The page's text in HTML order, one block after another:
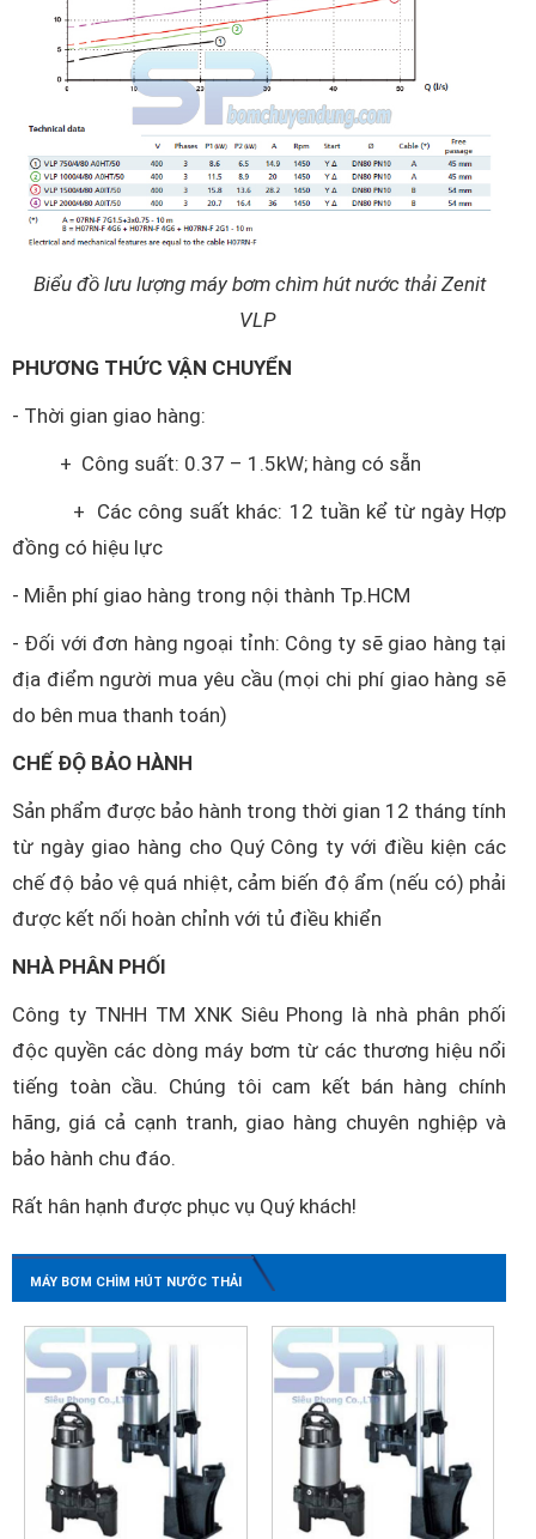
Biểu đồ lưu lượng máy bơm chìm hút nước thải Zenit
VLP
PHƯƠNG THỨC VẬN CHUYỂN
- Thời gian giao hàng:
+ Công suất: 0.37 – 1.5kW; hàng có sẵn
+ Các công suất khác: 12 tuần kể từ ngày Hợp
đồng có hiệu lực
- Miễn phí giao hàng trong nội thành Tp.HCM
- Đối với đơn hàng ngoại tỉnh: Công ty sẽ giao hàng tại
địa điểm người mua yêu cầu (mọi chi phí giao hàng sẽ
do bên mua thanh toán)
CHẾ ĐỘ BẢO HÀNH
Sản phẩm được bảo hành trong thời gian 12 tháng tính
từ ngày giao hàng cho Quý Công ty với điều kiện các
chế độ bảo vệ quá nhiệt, cảm biến độ ẩm (nếu có) phải
được kết nối hoàn chỉnh với tủ điều khiển
NHÀ PHÂN PHỐI
Công ty TNHH TM XNK Siêu Phong là nhà phân phối
độc quyền các dòng máy bơm từ các thương hiệu nổi
tiếng toàn cầu. Chúng tôi cam kết bán hàng chính
hãng, giá cả cạnh tranh, giao hàng chuyên nghiệp và
bảo hành chu đáo.
Rất hân hạnh được phục vụ Quý khách!
MÁY BƠM CHÌM HÚT NƯỚC THẢI